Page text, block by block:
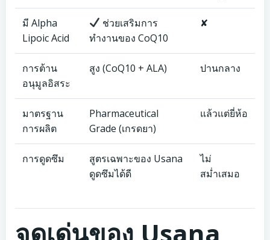
มี Alpha
Lipoic Acid
ช่วยเสริมการ
ทำงานของ CoQ10
✘
การต้าน
อนุมูลอิสระ
สูง (CoQ10 + ALA) ปานกลาง
มาตรฐาน
การผลิต
Pharmaceutical
Grade (เกรดยา)
แล้วแต่ยี่ห้อ
การดูดซึม
สูตรเฉพาะของ Usana
ดูดซึมได้ดี
ไม่
สม่ำเสมอ
จุดเด่นของ Usana